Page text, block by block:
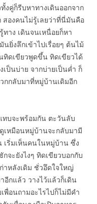
งคู่ก็รีบหาทางเดินออกจาก
สองคนไม่รู้เลยว่าที่นี่มันคือ
าง เดินจนเหนื่อยก็หา
นยิ่งลึกเข้าไปเรื่อยๆ ต้นไม้
ทิดเขียวพูดขึ้น ทิดเขียวได้
เป็นบ่าย จากบ่ายเป็นค่ำ ก็
กกลับมาที่หมู่บ้านเดิมอีก
ทบจะพร้อมกัน ตะวันลับ
เหมือนหมู่บ้านจะกลับมามี
เริ่มเห็นคนในหมู่บ้าน ซึ่ง
จะยังไงๆ ทิดเขียวบอกกับ
าหลังเดิม ชั่วอึดใจใหญ่
กแล้ว วางไว้แล้วก็เดิน
พื่อนถามอะไรไปก็ไม่มีคำ